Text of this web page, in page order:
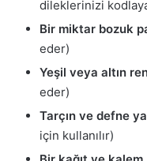
dileklerinizi
Bir miktar bozuk
eder)
Yeşil veya altın
eder)
Tarçın ve defne
için kullanılır)